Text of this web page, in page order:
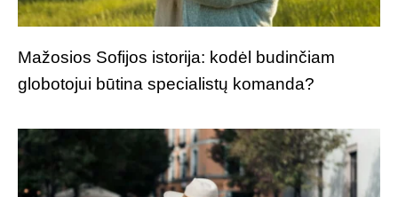
Mažosios Sofijos istorija: kodėl budinčiam
globotojui būtina specialistų komanda?